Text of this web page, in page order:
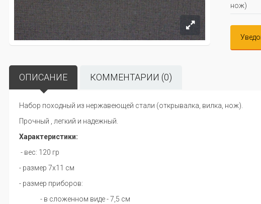
нож)
ОПИСАНИЕ КОММЕНТАРИИ (0)
Набор походный из нержавеющей стали (открывалка, вилка, нож).
Прочный , легкий и надежный.
Характеристики:
- вес: 120 гр
- размер 7х11 см
- размер приборов:
- в сложенном виде - 7,5 см